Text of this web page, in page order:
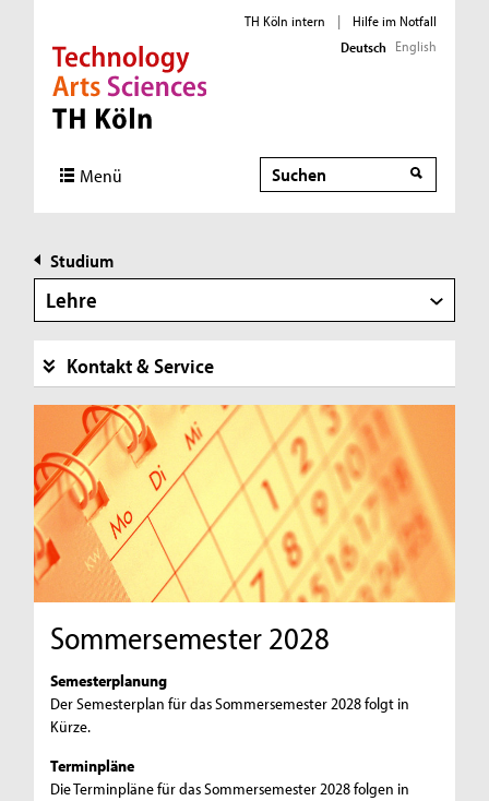
Direkt zur Hauptnavigation
Direkt zur Subnavigation
Direkt zum Inhalt
Direkt zum Fußbereich
TH Köln intern |
Hilfe im Notfall
Deutsch English
Menü Suche
Suche
Studium
Lehre
Kontakt & Service
Sommersemester 2028
Semesterplanung
Der Semesterplan für das Sommersemester 2028 folgt in
Kürze.
Terminpläne
Die Terminpläne für das Sommersemester 2028 folgen in